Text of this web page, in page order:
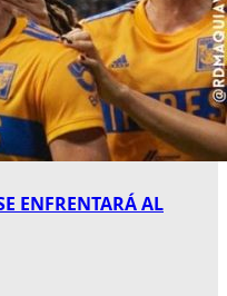
ENFRENTARÁ AL